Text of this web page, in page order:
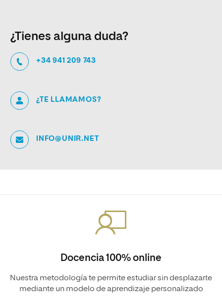
¿Tienes alguna duda?
+34 941 209 743
¿TE LLAMAMOS?
INFO@UNIR.NET
Docencia 100% online
Nuestra metodología te permite estudiar sin desplazarte
mediante un modelo de aprendizaje personalizado